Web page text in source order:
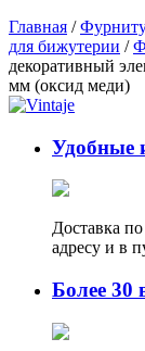
Главная /
для бижутерии /
декоративный
мм (оксид меди)
Удобные
Доставка
адресу и в
Более 30